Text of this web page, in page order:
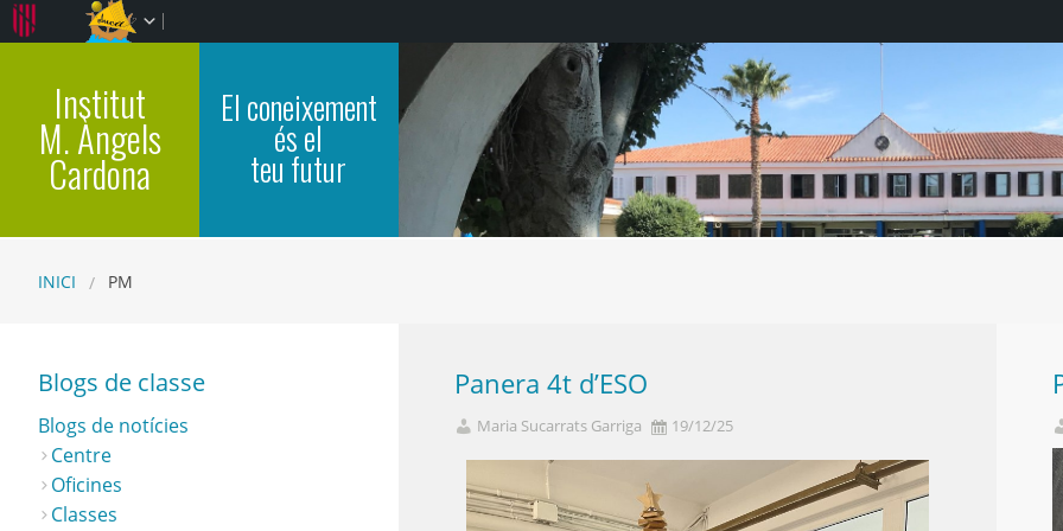
Institut
M. Àngels
Cardona
El coneixement
és el
teu futur
INICI PM
Panera 4t d’ESO
Maria Sucarrats Garriga 19/12/25
Blogs de classe
Blogs de notícies
Centre
Oficines
Classes